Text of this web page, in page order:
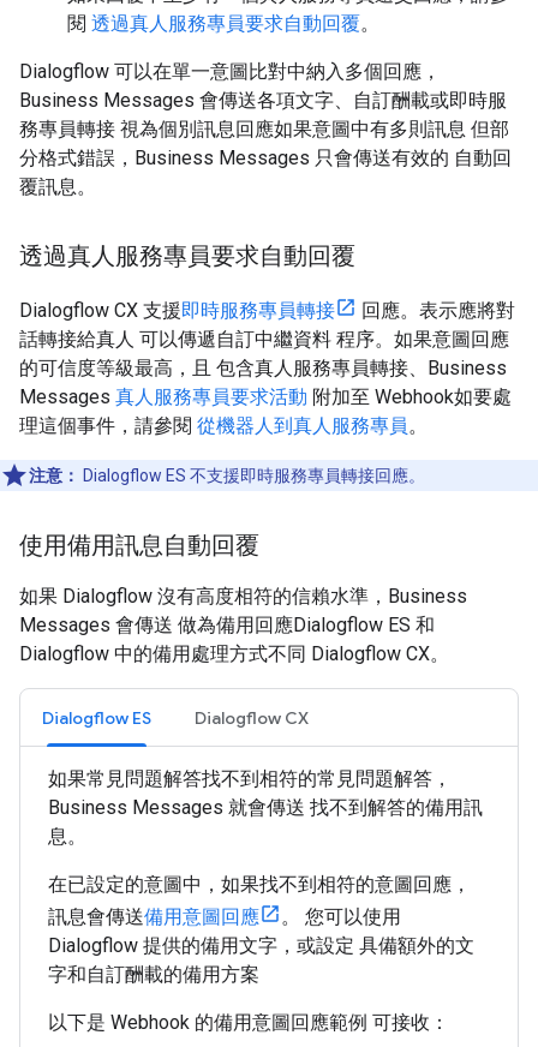
閱 透過真人服務專員要求自動回覆。
Dialogflow 可以在單一意圖比對中納入多個回應，
Business Messages 會傳送各項文字、自訂酬載或即時服
務專員轉接 視為個別訊息回應如果意圖中有多則訊息 但部
分格式錯誤，Business Messages 只會傳送有效的 自動回
覆訊息。
透過真人服務專員要求自動回覆
Dialogflow CX 支援即時服務專員轉接
回應。表示應將對
話轉接給真人 可以傳遞自訂中繼資料 程序。如果意圖回應
的可信度等級最高，且 包含真人服務專員轉接、Business
Messages 真人服務專員要求活動 附加至 Webhook如要處
理這個事件，請參閱 從機器人到真人服務專員。
注意： Dialogflow ES 不支援即時服務專員轉接回應。
使用備用訊息自動回覆
如果 Dialogflow 沒有高度相符的信賴水準，Business
Messages 會傳送 做為備用回應Dialogflow ES 和
Dialogflow 中的備用處理方式不同 Dialogflow CX。
Dialogflow ES Dialogflow CX
如果常見問題解答找不到相符的常見問題解答，
Business Messages 就會傳送 找不到解答的備用訊
息。
在已設定的意圖中，如果找不到相符的意圖回應，
訊息會傳送備用意圖回應
。 您可以使用
Dialogflow 提供的備用文字，或設定 具備額外的文
字和自訂酬載的備用方案
以下是 Webhook 的備用意圖回應範例 可接收：